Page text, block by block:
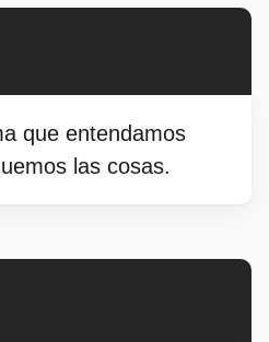
que entendamos
las cosas.